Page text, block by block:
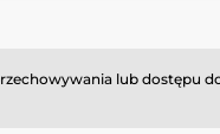
lub dostępu